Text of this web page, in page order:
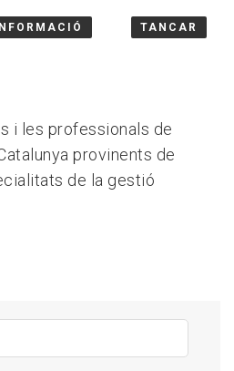
de la
i les professionals de
provinents de
de la gestió
TANCAR